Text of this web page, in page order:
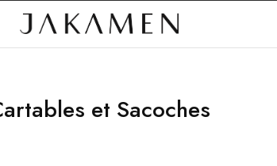
et Sacoches